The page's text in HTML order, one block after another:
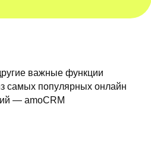
важные функции
самых популярных онлайн
— amoCRM